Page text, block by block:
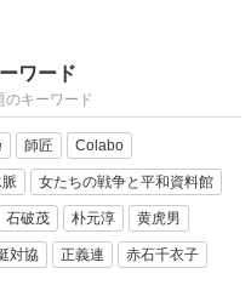
ワード
キーワード
師匠 Colabo
女たちの戦争と平和資料館
石破茂 朴元淳 黄虎男
対協 正義連 赤石千衣子